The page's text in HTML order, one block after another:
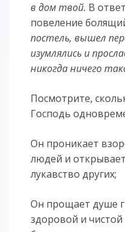
в дом твой. В
повеление
постель, вышел
изумлялись и
никогда ничего
Посмотрите,
Господь
Он проникает
людей и
лукавство других;
Он прощает душе
здоровой и